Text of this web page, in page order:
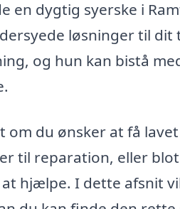
en dygtig syerske i
løsninger til dit
og hun kan bistå
om du ønsker at få
til reparation, eller blot
hjælpe. I dette afsnit